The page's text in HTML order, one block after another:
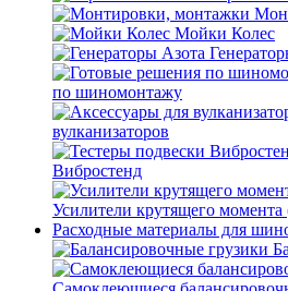
Мойки Колес
по шиномонтажу
вулканизаторов
Вибростенд
Усилители крутящего
Расходные материалы для